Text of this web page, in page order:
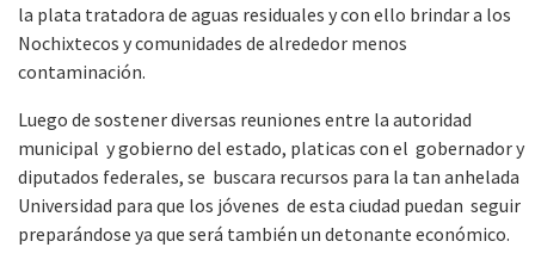
la plata tratadora de aguas residuales y con ello brindar a los
Nochixtecos y comunidades de alrededor menos
contaminación.
Luego de sostener diversas reuniones entre la autoridad
municipal y gobierno del estado, platicas con el gobernador y
diputados federales, se buscara recursos para la tan anhelada
Universidad para que los jóvenes de esta ciudad puedan seguir
preparándose ya que será también un detonante económico.